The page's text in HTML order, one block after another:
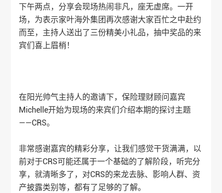
下午两点，分享会现场热闹非凡，座无虚席。一开
场，为表示家叶海外集团再次感谢大家百忙之中赴约
而至，主持人送出了三份精美小礼品，抽中奖品的来
宾们喜上眉梢！
在阳光帅气主持人的邀请下，保险理财顾问嘉宾
Michelle开始为现场的来宾们介绍本期的探讨主题
——CRS。
非常感谢嘉宾的精彩分享，让我们感觉干货满满，以
前对于CRS可能还属于一个基础的了解阶段，听完分
享，就清晰多了，对CRS的来龙去脉、影响人群、资
产披露类别等，都有了足够的了解。